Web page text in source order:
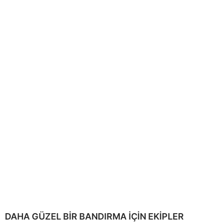
DAHA GÜZEL BİR BANDIRMA İÇİN EKİPLER